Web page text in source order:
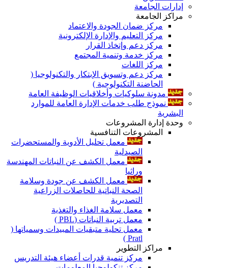
إدارات الجامعة
مراكز الجامعة
مركز ضمان الجودة والاعتماد
مركز التعليم والإدارة الإلكترونية
مركز دعم وإتخاذ القرار
مركز خدمة وتنمية المجتمع
مركز اللغات
مركز دعم وتسويق الإبتكار والتكنولوجيا (
الحاضنة التكنولوجية )
مدونة سلوكيات وأخلاقيات الوظيفة العامة
نموذج طلب خدمات الإدارة العامة للموارد
البشرية
وحدة إدارة المشروعات
المشروعات التنافسية
معمل تحليل الأدوية والمستحضرات
الصيدلية
معمل الكشف عن النباتات المهندسة
وراثيا
معمل الكشف عن جودة وسلامة
الصحة النباتية للحاصلات الزراعية
التصديرية
معمل سلامة الغذاء والتغذية
معمل تربية النباتات (PBL )
معمل تحلية متبقيات المبيدات وسمياتها (
Pratl )
مراكز التطوير
مركز تنمية قدرات أعضاء هيئة التدريس